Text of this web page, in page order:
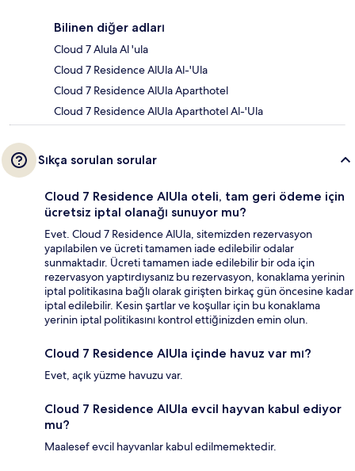
Bilinen diğer adları
Cloud 7 Alula Al 'ula
Cloud 7 Residence AlUla Al-'Ula
Cloud 7 Residence AlUla Aparthotel
Cloud 7 Residence AlUla Aparthotel Al-'Ula
Sıkça sorulan sorular
Cloud 7 Residence AlUla oteli, tam geri ödeme için
ücretsiz iptal olanağı sunuyor mu?
Evet. Cloud 7 Residence AlUla, sitemizden rezervasyon
yapılabilen ve ücreti tamamen iade edilebilir odalar
sunmaktadır. Ücreti tamamen iade edilebilir bir oda için
rezervasyon yaptırdıysanız bu rezervasyon, konaklama yerinin
iptal politikasına bağlı olarak girişten birkaç gün öncesine kadar
iptal edilebilir. Kesin şartlar ve koşullar için bu konaklama
yerinin iptal politikasını kontrol ettiğinizden emin olun.
Cloud 7 Residence AlUla içinde havuz var mı?
Evet, açık yüzme havuzu var.
Cloud 7 Residence AlUla evcil hayvan kabul ediyor
mu?
Maalesef evcil hayvanlar kabul edilmemektedir.